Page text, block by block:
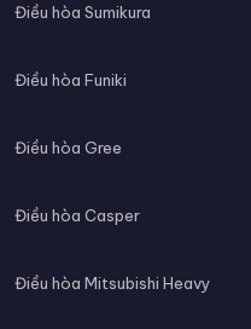
Điều hòa Sumikura
Điều hòa Funiki
Điều hòa Gree
Điều hòa Casper
Điều hòa Mitsubishi Heavy